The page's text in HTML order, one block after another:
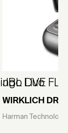
Duo
JBL LIVE
WIRKLICH
Harman